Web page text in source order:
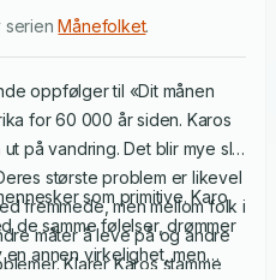
serienMånefolket.
oppfølger til «Dit månen
for 60 000 år siden. Karos
på vandring. Det blir mye slit
største problem er likevel
fremmede, men mellom folk i
måter å leve på og andre
Klarer Karos stamme
som primitive. Karo
de samme følelser, drømmer
annen virkelighet, men